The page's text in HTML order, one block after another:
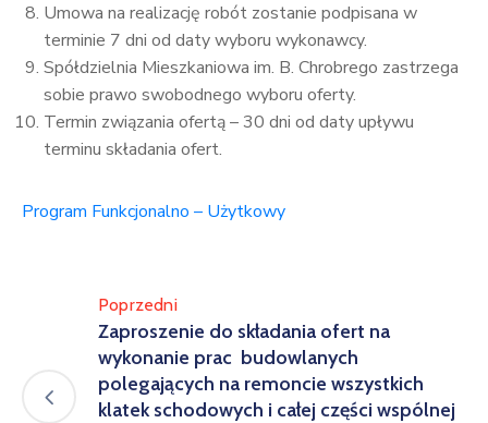
Umowa na realizację robót zostanie podpisana w
terminie 7 dni od daty wyboru wykonawcy.
Spółdzielnia Mieszkaniowa im. B. Chrobrego zastrzega
sobie prawo swobodnego wyboru oferty.
Termin związania ofertą – 30 dni od daty upływu
terminu składania ofert.
Program Funkcjonalno – Użytkowy
Poprzedni
Zaproszenie do składania ofert na
wykonanie prac budowlanych
polegających na remoncie wszystkich
klatek schodowych i całej części wspólnej